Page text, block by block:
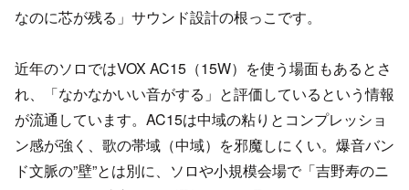
なのに芯が残る」サウンド設計の根っこです。
近年のソロではVOX AC15（15W）を使う場面もあるとさ
れ、「なかなかいい音がする」と評価しているという情報
が流通しています。AC15は中域の粘りとコンプレッショ
ン感が強く、歌の帯域（中域）を邪魔しにくい。爆音バン
ド文脈の”壁”とは別に、ソロや小規模会場で「吉野寿のニ